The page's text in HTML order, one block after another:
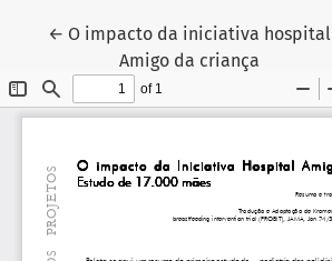
← Voltar aos Detalhes do Artigo
O impacto da iniciativa hospital
Amigo da criança